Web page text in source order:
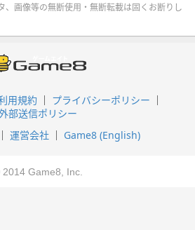
、画像等の無断使用・無断転載は固くお断りし
用規約
プライバシーポリシー
部送信ポリシー
運営会社 Game8 (English)
Game8, Inc.